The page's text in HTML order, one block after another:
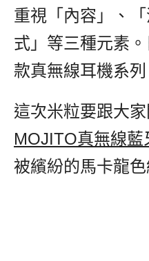
重視「內容」、
式」等三種元素
款真無線耳機系列
這次米粒要跟大
MOJITO真無線藍
被繽紛的馬卡龍色